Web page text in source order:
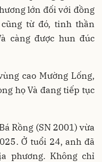
lớn đối với đồng
từ đó, tinh thần
càng được hun đúc
cao Mường Lống,
họ Và đang tiếp tục
Rồng (SN 2001) vừa
Ở tuổi 24, anh đã
phương. Không chỉ